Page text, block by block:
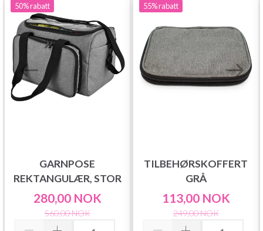
50%rabatt
GARNPOSE
REKTANGULÆR, STOR
280,00 NOK
560,00 NOK
55%rabatt
TILBEHØRSKOFFERT
GRÅ
113,00 NOK
249,00 NOK